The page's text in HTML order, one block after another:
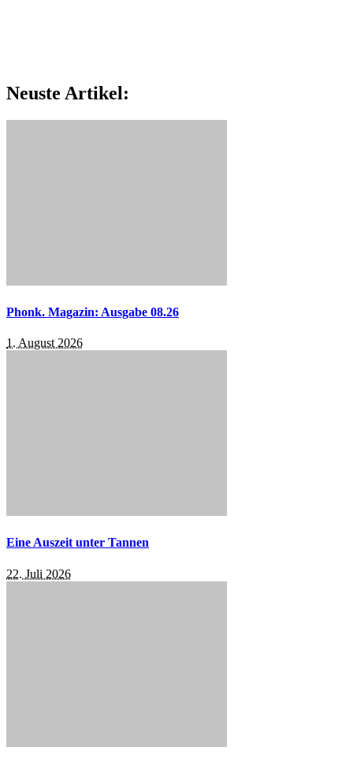
Neuste Artikel:
Phonk. Magazin: Ausgabe 08.26
1. August 2026
Eine Auszeit unter Tannen
22. Juli 2026